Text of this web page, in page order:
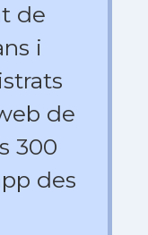
de
i
de
300
des